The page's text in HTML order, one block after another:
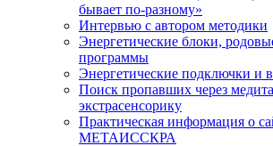
бывает по-разному»
Интервью с автором методики
Энергетические блоки,
программы
Энергетические подключки и
Поиск пропавших через
экстрасенсорику
Практическая информация о
МЕТАИССКРА